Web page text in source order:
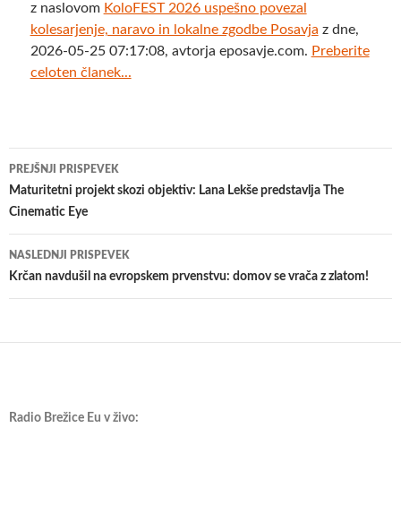
z naslovom KoloFEST 2026 uspešno povezal
kolesarjenje, naravo in lokalne zgodbe Posavja z dne,
2026-05-25 07:17:08, avtorja eposavje.com. Preberite
celoten članek...
Krmarjenje
po
prispevkih
PREJŠNJI PRISPEVEK
Maturitetni projekt skozi objektiv: Lana Lekše predstavlja The
Cinematic Eye
NASLEDNJI PRISPEVEK
Krčan navdušil na evropskem prvenstvu: domov se vrača z zlatom!
Radio Brežice Eu v živo: